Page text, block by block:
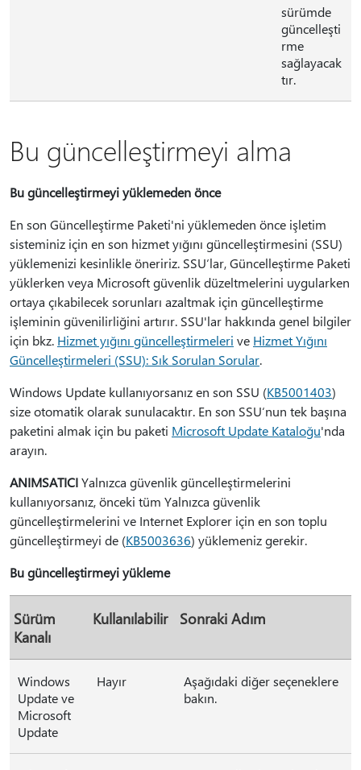
sürümde
güncelleşti
rme
sağlayacak
tır.
Bu güncelleştirmeyi alma
Bu güncelleştirmeyi yüklemeden önce
En son Güncelleştirme Paketi'ni yüklemeden önce işletim
sisteminiz için en son hizmet yığını güncelleştirmesini (SSU)
yüklemenizi kesinlikle öneririz. SSU‘lar, Güncelleştirme Paketi
yüklerken veya Microsoft güvenlik düzeltmelerini uygularken
ortaya çıkabilecek sorunları azaltmak için güncelleştirme
işleminin güvenilirliğini artırır. SSU'lar hakkında genel bilgiler
için bkz. Hizmet yığını güncelleştirmeleri ve Hizmet Yığını
Güncelleştirmeleri (SSU): Sık Sorulan Sorular.
Windows Update kullanıyorsanız en son SSU (KB5001403)
size otomatik olarak sunulacaktır. En son SSU‘nun tek başına
paketini almak için bu paketi Microsoft Update Kataloğu'nda
arayın.
ANIMSATICIYalnızca güvenlik güncelleştirmelerini
kullanıyorsanız, önceki tüm Yalnızca güvenlik
güncelleştirmelerini ve Internet Explorer için en son toplu
güncelleştirmeyi de (KB5003636) yüklemeniz gerekir.
Bu güncelleştirmeyi yükleme
Sürüm
Kanalı
Kullanılabilir Sonraki Adım
Windows
Update ve
Microsoft
Update
Hayır
Aşağıdaki diğer seçeneklere
bakın.